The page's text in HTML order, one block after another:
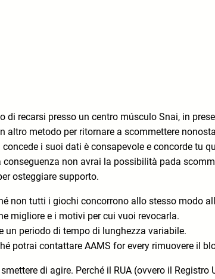
di recarsi presso un centro músculo Snai, in
altro metodo per ritornare a scommettere
i suoi dati è consapevole e concorde tu
non avrai la possibilità pada
osteggiare supporto.
non tutti i giochi concorrono allo stesso modo
migliore e i motivi per cui vuoi revocarla.
un periodo di tempo di lunghezza variabile.
potrai contattare AAMS for every rimuovere il
di agire. Perché il RUA (ovvero il